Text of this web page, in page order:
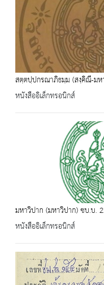
สตฺตปฺปกรณาภิธมฺม (สงฺคิณี-ม
หนังสืออิเล็กทรอนิกส์
มหาวิปาก (มหาวิปาก) ชบ.บ.
หนังสืออิเล็กทรอนิกส์